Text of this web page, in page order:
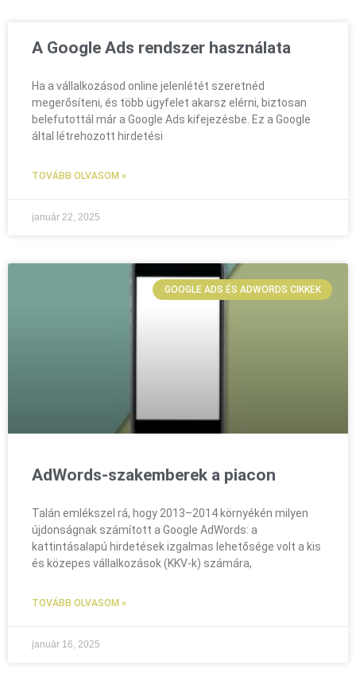
A Google Ads rendszer használata
Ha a vállalkozásod online jelenlétét szeretnéd
megerősíteni, és több ügyfelet akarsz elérni, biztosan
belefutottál már a Google Ads kifejezésbe. Ez a Google
által létrehozott hirdetési
TOVÁBB OLVASOM »
január 22, 2025
GOOGLE ADS ÉS ADWORDS CIKKEK
AdWords-szakemberek a piacon
Talán emlékszel rá, hogy 2013–2014 környékén milyen
újdonságnak számított a Google AdWords: a
kattintásalapú hirdetések izgalmas lehetősége volt a kis
és közepes vállalkozások (KKV-k) számára,
TOVÁBB OLVASOM »
január 16, 2025